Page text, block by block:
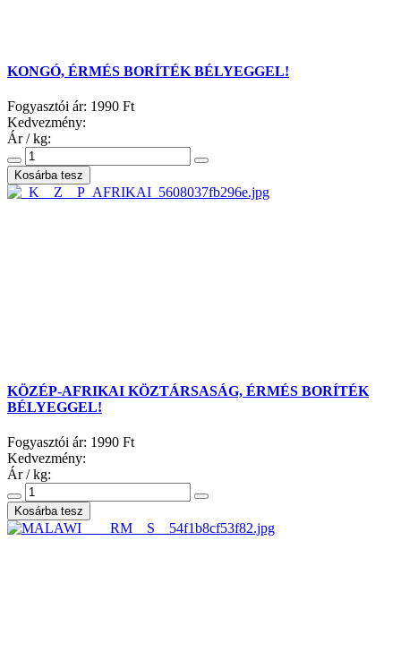
KONGÓ, ÉRMÉS BORÍTÉK BÉLYEGGEL!
Fogyasztói ár: 1990 Ft
Kedvezmény:
Ár / kg:
KÖZÉP-AFRIKAI KÖZTÁRSASÁG, ÉRMÉS BORÍTÉK
BÉLYEGGEL!
Fogyasztói ár: 1990 Ft
Kedvezmény:
Ár / kg: